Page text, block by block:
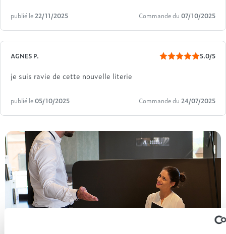
publié le22/11/2025 Commande du 07/10/2025
AGNES P. 5.0/5
je suis ravie de cette nouvelle literie
publié le05/10/2025 Commande du 24/07/2025